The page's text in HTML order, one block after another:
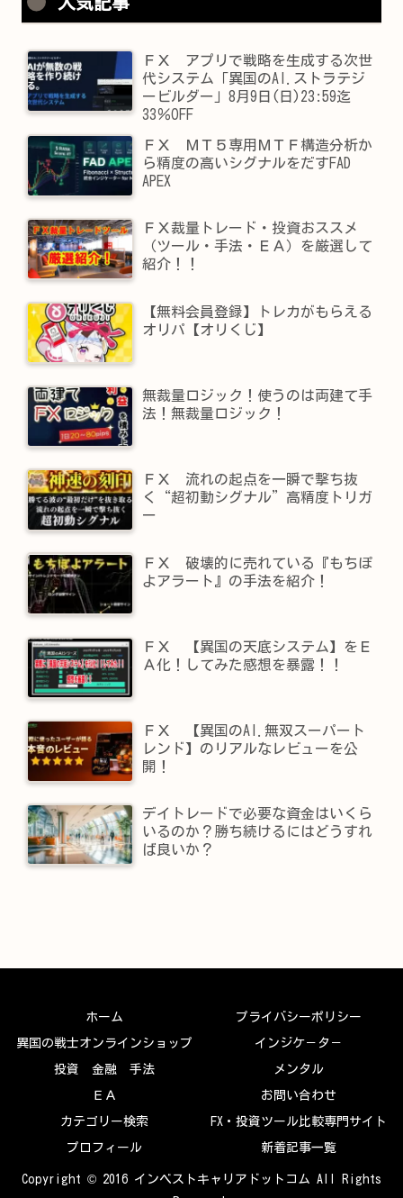
ＦＸ アプリで戦略を生成する次世
代システム「異国のAI.ストラテジ
ービルダー」8月9日(日)23:59迄
33％OFF
ＦＸ ＭＴ５専用ＭＴＦ構造分析か
ら精度の高いシグナルをだすFAD
APEX
ＦＸ裁量トレード・投資おススメ
（ツール・手法・ＥＡ）を厳選して
紹介！！
【無料会員登録】トレカがもらえる
オリパ【オリくじ】
無裁量ロジック！使うのは両建て手
法！無裁量ロジック！
ＦＸ 流れの起点を一瞬で撃ち抜
く“超初動シグナル”高精度トリガ
ー
ＦＸ 破壊的に売れている『もちぽ
よアラート』の手法を紹介！
ＦＸ 【異国の天底システム】をＥ
Ａ化！してみた感想を暴露！！
ＦＸ 【異国のAI.無双スーパート
レンド】​のリアルなレビューを公
開！
デイトレードで必要な資金はいくら
いるのか？勝ち続けるにはどうすれ
ば良いか？
ホーム プライバシーポリシー
異国の戦士オンラインショップ インジケ－タ－
投資 金融 手法 メンタル
ＥＡ お問い合わせ
カテゴリー検索 FX・投資ツール比較専門サイト
プロフィール 新着記事一覧
Copyright © 2016 インベストキャリアドットコム All Rights